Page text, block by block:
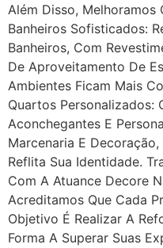
Além Disso,
Banheiros Sofisticados:
Banheiros, Com
De Aproveitamento De
Ambientes Ficam Mais
Quartos Personalizados:
Aconchegantes E
Marcenaria E
Reflita Sua Identidade.
Com A Atuance Decore
Acreditamos Que Cada
Objetivo É Realizar A
Forma A Superar Suas